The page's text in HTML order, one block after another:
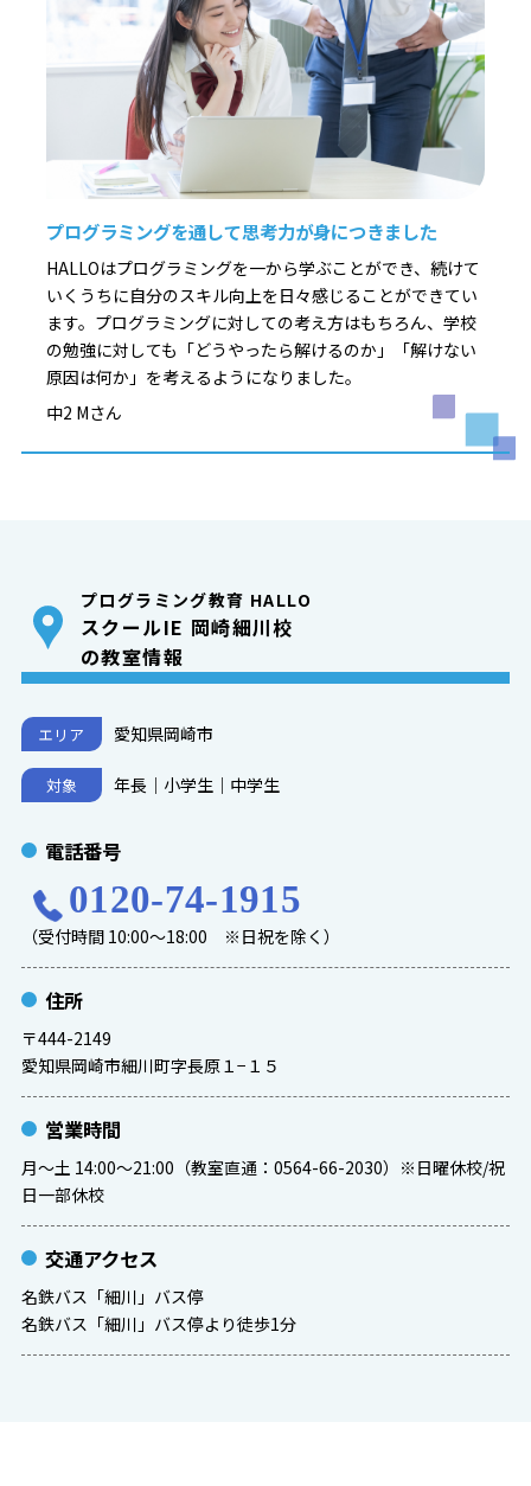
プログラミングを通して思考力が身につきました
HALLOはプログラミングを一から学ぶことができ、続けて
いくうちに自分のスキル向上を日々感じることができてい
ます。プログラミングに対しての考え方はもちろん、学校
の勉強に対しても「どうやったら解けるのか」「解けない
原因は何か」を考えるようになりました。
中2 Mさん
プログラミング教育 HALLO
スクールIE 岡崎細川校
の教室情報
エリア 愛知県岡崎市
対象 年長｜小学生｜中学生
電話番号
0120-74-1915
（受付時間 10:00～18:00 ※日祝を除く）
住所
〒444-2149
愛知県岡崎市細川町字長原１−１５
営業時間
月～土 14:00～21:00（教室直通：0564-66-2030）※日曜休校/祝
日一部休校
交通アクセス
名鉄バス「細川」バス停
名鉄バス「細川」バス停より徒歩1分